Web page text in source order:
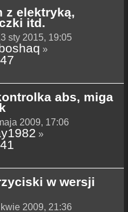
z elektryką,
itd.
sty 2015, 19:05
»
abs, miga
2009, 17:06
»
w wersji
2009, 21:36